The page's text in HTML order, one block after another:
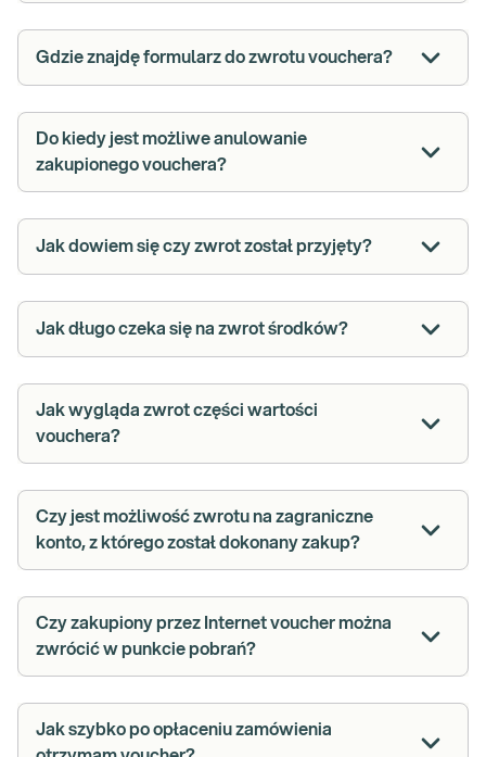
Gdzie znajdę formularz do zwrotu vouchera?
Do kiedy jest możliwe anulowanie
zakupionego vouchera?
Jak dowiem się czy zwrot został przyjęty?
Jak długo czeka się na zwrot środków?
Jak wygląda zwrot części wartości
vouchera?
Czy jest możliwość zwrotu na zagraniczne
konto, z którego został dokonany zakup?
Czy zakupiony przez Internet voucher można
zwrócić w punkcie pobrań?
Jak szybko po opłaceniu zamówienia